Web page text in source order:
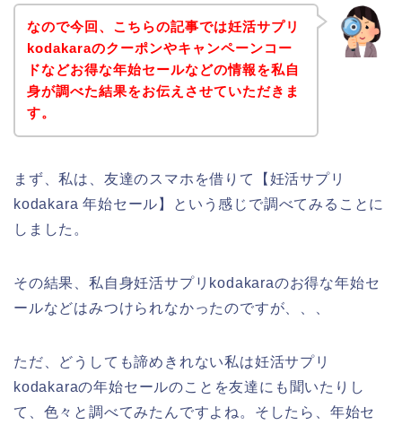
なので今回、こちらの記事では妊活サプリ
kodakaraのクーポンやキャンペーンコー
ドなどお得な年始セールなどの情報を私自
身が調べた結果をお伝えさせていただきま
す。
まず、私は、友達のスマホを借りて【妊活サプリ
kodakara 年始セール】という感じで調べてみることに
しました。
その結果、私自身妊活サプリkodakaraのお得な年始セ
ールなどはみつけられなかったのですが、、、
ただ、どうしても諦めきれない私は妊活サプリ
kodakaraの年始セールのことを友達にも聞いたりし
て、色々と調べてみたんですよね。そしたら、年始セ